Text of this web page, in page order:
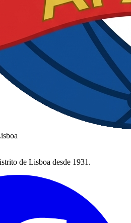
de Lisboa desde 1931.